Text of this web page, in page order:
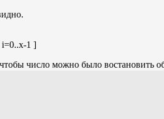
1 ]
число можно было востановить